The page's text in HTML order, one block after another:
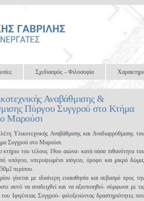
Σχεδιασμός – Φιλοσοφία
Αναβάθμισης &
Πύργου Συγγρού στο Κτήμα
Μαρούσι
Υλικοτεχνικής Αναβάθμισης και Αναδιαρρύθμισης του
Συγγρού στο Μαρούσι.
κτήριο του τέλους 19ου αιώνα- κατά πάσα πιθανότητα του
υπόγειο, υπερυψωμένο ισόγειο, όροφο και μικρό δώμα,
περίπου.
γίνεται με ιδιαίτερη ευαισθησία και σεβασμό προς την
αυτό να αναδειχθεί και να αξιοποιηθεί- σύμφωνα με τις
Ιφιγένειας Συγγρού- φιλοξενώντας δραστηριότητες που